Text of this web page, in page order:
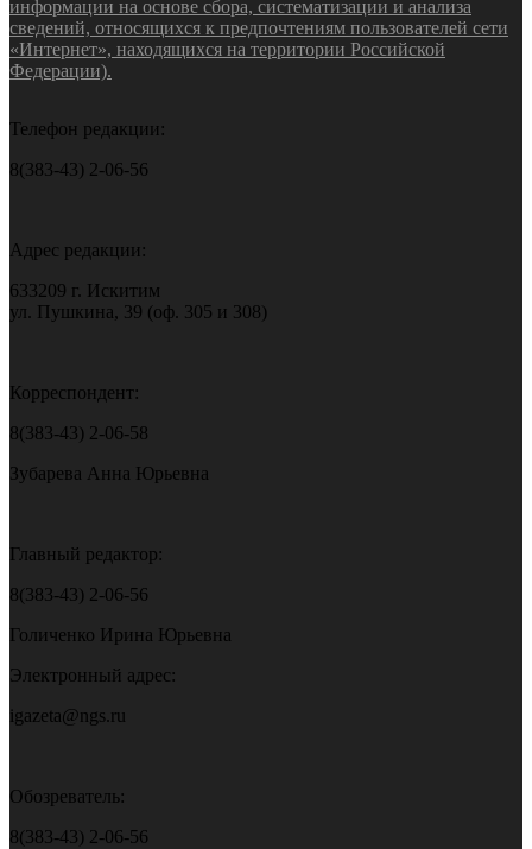
информации на основе сбора, систематизации и анализа
сведений, относящихся к предпочтениям пользователей сети
«Интернет», находящихся на территории Российской
Федерации).
Телефон редакции:
8(383-43) 2-06-56
Адрес редакции:
633209 г. Искитим
ул. Пушкина, 39 (оф. 305 и 308)
Корреспондент:
8(383-43) 2-06-58
Зубарева Анна Юрьевна
Главный редактор:
8(383-43) 2-06-56
Голиченко Ирина Юрьевна
Электронный адрес:
igazeta@ngs.ru
Обозреватель:
8(383-43) 2-06-56